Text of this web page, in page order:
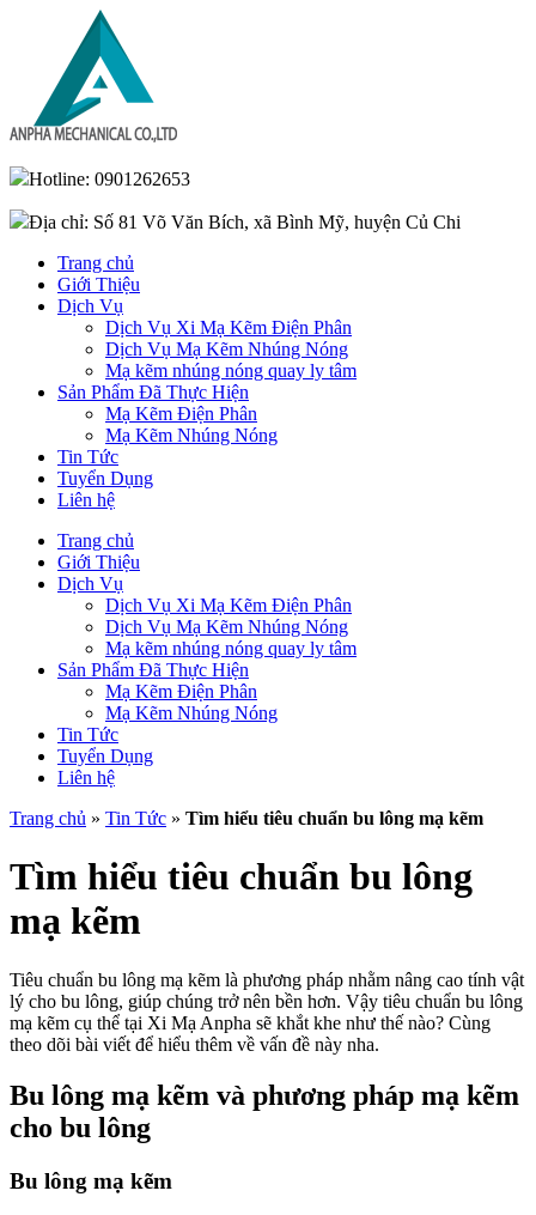
Hotline: 0901262653
Địa chỉ: Số 81 Võ Văn Bích, xã Bình Mỹ, huyện Củ Chi
Trang chủ
Giới Thiệu
Dịch Vụ
Dịch Vụ Xi Mạ Kẽm Điện Phân
Dịch Vụ Mạ Kẽm Nhúng Nóng
Mạ kẽm nhúng nóng quay ly tâm
Sản Phẩm Đã Thực Hiện
Mạ Kẽm Điện Phân
Mạ Kẽm Nhúng Nóng
Tin Tức
Tuyển Dụng
Liên hệ
Trang chủ
Giới Thiệu
Dịch Vụ
Dịch Vụ Xi Mạ Kẽm Điện Phân
Dịch Vụ Mạ Kẽm Nhúng Nóng
Mạ kẽm nhúng nóng quay ly tâm
Sản Phẩm Đã Thực Hiện
Mạ Kẽm Điện Phân
Mạ Kẽm Nhúng Nóng
Tin Tức
Tuyển Dụng
Liên hệ
Trang chủ » Tin Tức » Tìm hiểu tiêu chuẩn bu lông mạ kẽm
Tìm hiểu tiêu chuẩn bu lông
mạ kẽm
Tiêu chuẩn bu lông mạ kẽm là phương pháp nhằm nâng cao tính vật
lý cho bu lông, giúp chúng trở nên bền hơn. Vậy tiêu chuẩn bu lông
mạ kẽm cụ thể tại Xi Mạ Anpha sẽ khắt khe như thế nào? Cùng
theo dõi bài viết để hiểu thêm về vấn đề này nha.
Bu lông mạ kẽm và phương pháp mạ kẽm
cho bu lông
Bu lông mạ kẽm